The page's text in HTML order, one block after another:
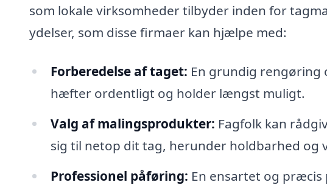
som lokale virksomheder tilbyder inden for
ydelser, som disse firmaer kan hjælpe med:
Forberedelse af taget: En grundig rengøring
hæfter ordentligt og holder længst muligt.
Valg af malingsprodukter: Fagfolk kan
sig til netop dit tag, herunder holdbarhed og
Professionel påføring: En ensartet og